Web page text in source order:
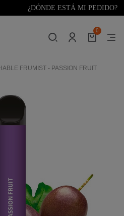
¿DÓNDE ESTÁ MI PEDIDO?
0
FRUMIST - PASSION FRUIT